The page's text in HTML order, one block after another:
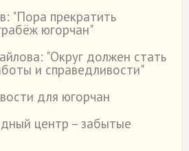
"Пора прекратить
югорчан"
"Округ должен стать
и справедливости"
для югорчан
центр – забытые